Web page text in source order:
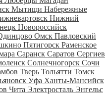
Мытищи Набережные
Нижний
Новороссийск
Омск Павловский
Пятигорск Раменское
Саранск Саратов Сергиев
Солнечногорск Сочи
Тверь Тольятти Томск
Уфа Ханты-Мансийск
Чита Электросталь Энгельс